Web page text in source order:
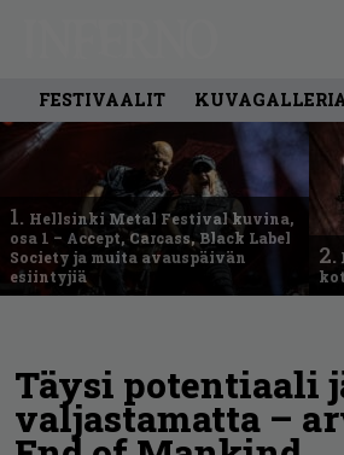
FESTIVAALIT
1. Hellsinki Metal Festival kuvina,
osa 1 – Accept, Carcass, Black Label
Society ja muita avauspäivän
esiintyjiä
2.
Täysi potentiaali
valjastamatta –